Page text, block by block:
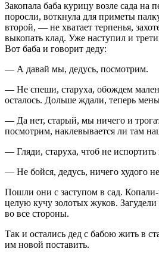
Закопала баба курицу возле сада на
поросли, воткнула для приметы
второй, — не хватает терпенья,
выкопать клад. Уже наступил и
Вот баба и говорит деду:
— А давай мы, дедусь, посмотрим.
— Не спеши, старуха, обождем
осталось. Дольше ждали, теперь
— Да нет, старый, мы ничего и
посмотрим, наклевывается ли там
— Гляди, старуха, чтоб не испортить
— Не бойся, дедусь, ничего худого не
Пошли они с заступом в сад.
целую кучу золотых жуков. Загудели
во все стороны.
Так и остались дед с бабою жить в
им новой поставить.